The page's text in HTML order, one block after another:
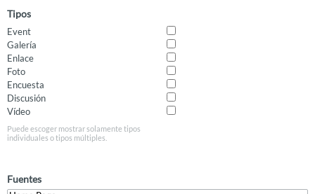
Tipos
Event
Galería
Enlace
Foto
Encuesta
Discusión
Vídeo
Puede escoger mostrar solamente tipos
individuales o tipos múltiples.
Fuentes